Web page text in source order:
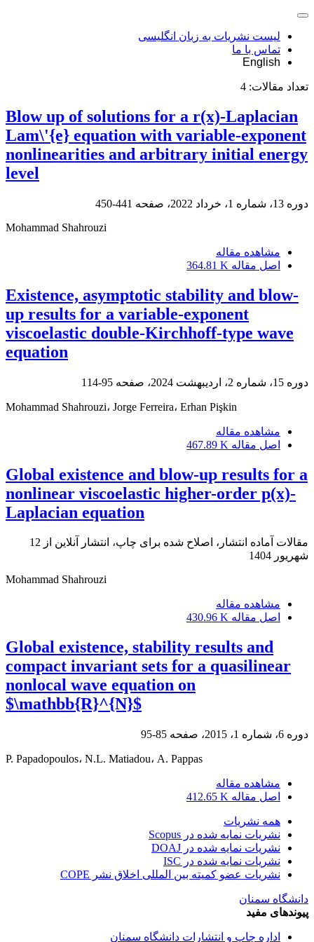
لیست نشریات به زبان انگلیسی
تماس با ما
English
تعداد مقالات: 4
Blow up of solutions for a r(x)-Laplacian
Lam\'{e} equation with variable-exponent
nonlinearities and arbitrary initial energy
level
دوره 13، شماره 1، خرداد 2022، صفحه
441-450
Mohammad Shahrouzi
مشاهده مقاله
اصل مقاله 364.81 K
Existence, asymptotic stability and blow-
up results for a variable-exponent
viscoelastic double-Kirchhoff-type wave
equation
دوره 15، شماره 2، اردیبهشت 2024، صفحه 95-114
Mohammad Shahrouzi، Jorge Ferreira، Erhan Pişkin
مشاهده مقاله
اصل مقاله 467.89 K
Global existence and blow-up results for a
nonlinear viscoelastic higher-order p(x)-
Laplacian equation
مقالات آماده انتشار، اصلاح شده برای چاپ، انتشار آنلاین از 12
شهریور 1404
Mohammad Shahrouzi
مشاهده مقاله
اصل مقاله 430.96 K
Global existence‎, ‎stability results and
compact invariant sets‎ ‎for a quasilinear
nonlocal wave equation on
$\mathbb{R}^{N}$
دوره 6، شماره 1، 2015، صفحه 85-95
P. Papadopoulos، N.L. Matiadou، A. Pappas
مشاهده مقاله
اصل مقاله 412.65 K
همه نشریات
نشریات نمایه شده در Scopus
نشریات نمایه شده در DOAJ
نشریات نمایه شده در ISC
نشریات عضو کمیته بین المللی اخلاق نشر COPE
دانشگاه سمنان
پیوندهای مفید
اداره چاپ و انتشارات دانشگاه سمنان